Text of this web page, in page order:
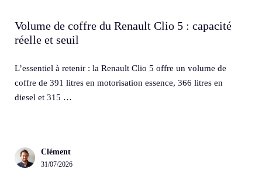
Volume de coffre du Renault Clio 5 : capacité
réelle et seuil
L’essentiel à retenir : la Renault Clio 5 offre un volume de
coffre de 391 litres en motorisation essence, 366 litres en
diesel et 315 …
Clément
31/07/2026